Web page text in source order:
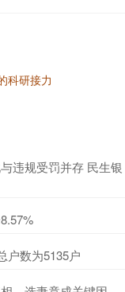
科研接力
违规受罚并存 民生银
户数为5135户